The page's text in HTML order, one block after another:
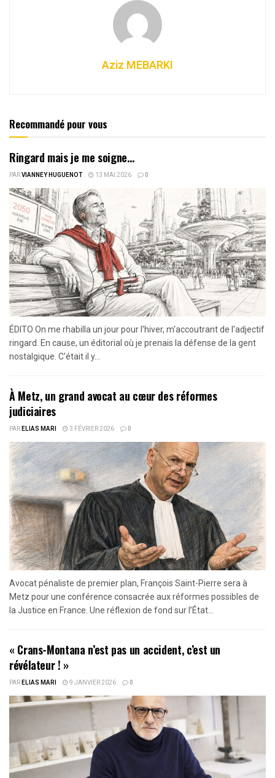
Aziz MEBARKI
Recommandé pour vous
Ringard mais je me soigne…
PARVIANNEY HUGUENOT 13 MAI 2026 0
ÉDITO On me rhabilla un jour pour l'hiver, m'accoutrant de l'adjectif
ringard. En cause, un éditorial où je prenais la défense de la gent
nostalgique. C'était il y...
À Metz, un grand avocat au cœur des réformes
judiciaires
PARELIAS MARI 3 FÉVRIER 2026 0
Avocat pénaliste de premier plan, François Saint-Pierre sera à
Metz pour une conférence consacrée aux réformes possibles de
la Justice en France. Une réflexion de fond sur l’État...
« Crans-Montana n’est pas un accident, c’est un
révélateur ! »
PARELIAS MARI 9 JANVIER 2026 0